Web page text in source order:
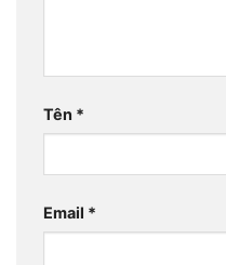
Tên *
Email *